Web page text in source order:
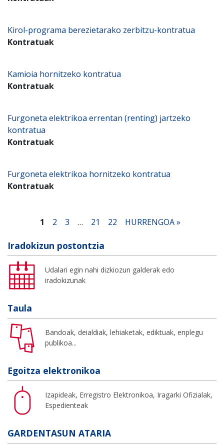
Kirol-programa berezietarako zerbitzu-kontratua
Kontratuak
Kamioia hornitzeko kontratua
Kontratuak
Furgoneta elektrikoa errentan (renting) jartzeko
kontratua
Kontratuak
Furgoneta elektrikoa hornitzeko kontratua
Kontratuak
1 2 3 … 21 22 HURRENGOA »
Iradokizun postontzia
Udalari egin nahi dizkiozun galderak edo
iradokizunak
Taula
Bandoak, deialdiak, lehiaketak, ediktuak, enplegu
publikoa...
Egoitza elektronikoa
Izapideak, Erregistro Elektronikoa, Iragarki Ofizialak,
Espedienteak
GARDENTASUN ATARIA